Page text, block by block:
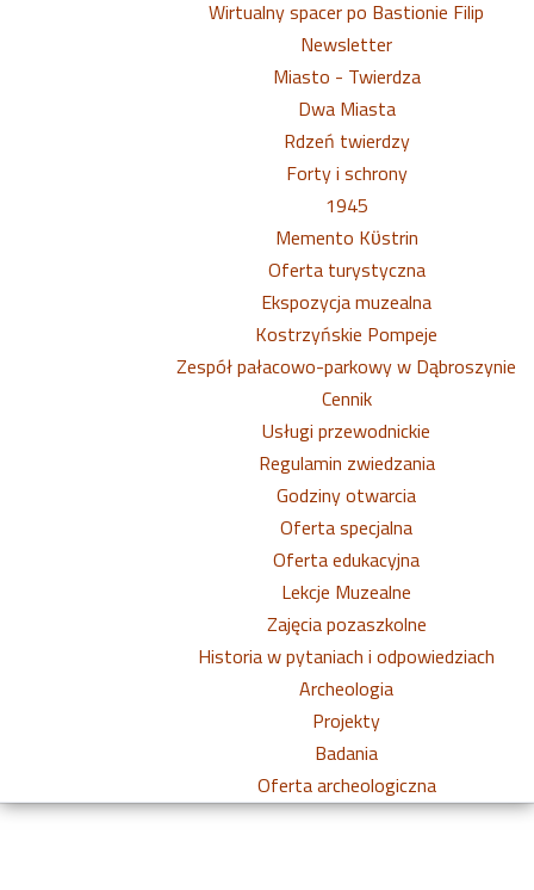
Wirtualny spacer po Bastionie Filip
Newsletter
Miasto - Twierdza
Dwa Miasta
Rdzeń twierdzy
Forty i schrony
1945
Memento Kϋstrin
Oferta turystyczna
Ekspozycja muzealna
Kostrzyńskie Pompeje
Zespół pałacowo-parkowy w Dąbroszynie
Cennik
Usługi przewodnickie
Regulamin zwiedzania
Godziny otwarcia
Oferta specjalna
Oferta edukacyjna
Lekcje Muzealne
Zajęcia pozaszkolne
Historia w pytaniach i odpowiedziach
Archeologia
Projekty
Badania
Oferta archeologiczna